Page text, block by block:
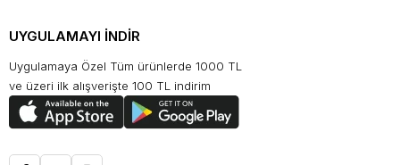
UYGULAMAYI İNDİR
Uygulamaya Özel Tüm ürünlerde 1000 TL
ve üzeri ilk alışverişte 100 TL indirim